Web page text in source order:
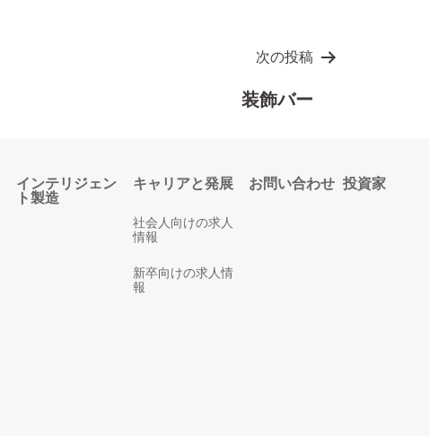
次の投稿
装飾バー
インテリジェン
ト製造
キャリアと発展
社会人向けの求人
情報
新卒向けの求人情
報
お問い合わせ 投資家